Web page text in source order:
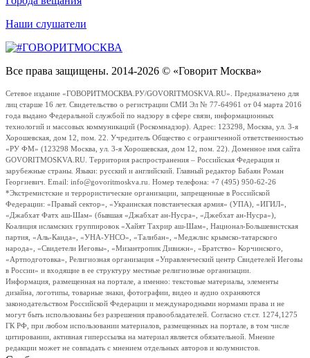
Наши слушатели
Все права защищены. 2014-2026 © «Говорит Москва»
Сетевое издание «ГОВОРИТМОСКВА.РУ/GOVORITMOSKVA.RU». Предназначено для
лиц старше 16 лет. Свидетельство о регистрации СМИ Эл № 77-64961 от 04 марта 2016
года выдано Федеральной службой по надзору в сфере связи, информационных
технологий и массовых коммуникаций (Роскомнадзор). Адрес: 123298, Москва, ул. 3-я
Хорошевская, дом 12, пом. 22. Учредитель Общество с ограниченной ответственностью
«РУ ФМ» (123298 Москва, ул. 3-я Хорошевская, дом 12, пом. 22). Доменное имя сайта
GOVORITMOSKVA.RU. Территория распространения – Российская Федерация и
зарубежные страны. Языки: русский и английский. Главный редактор Бабаян Роман
Георгиевич. Email: info@govoritmoskva.ru. Номер телефона: +7 (495) 950-62-26
*Экстремистские и террористические организации, запрещенные в Российской
Федерации: «Правый сектор», «Украинская повстанческая армия» (УПА), «ИГИЛ»,
«Джабхат Фатх аш-Шам» (бывшая «Джабхат ан-Нусра», «Джебхат ан-Нусра»),
Коалиция исламских группировок «Хайят Тахрир аш-Шам», Национал-Большевистская
партия, «Аль-Каида», «УНА-УНСО», «Талибан», «Меджлис крымско-татарского
народа», «Свидетели Иеговы», «Мизантропик Дивижн», «Братство» Корчинского,
«Артподготовка», Религиозная организация «Управленческий центр Свидетелей Иеговы
в России» и входящие в ее структуру местные религиозные организации.
Информация, размещенная на портале, а именно: текстовые материалы, элементы
дизайна, логотипы, товарные знаки, фотографии, видео и аудио охраняются
законодательством Российской Федерации и международными нормами права и не
могут быть использованы без разрешения правообладателей. Согласно ст.ст. 1274,1275
ГК РФ, при любом использовании материалов, размещенных на портале, в том числе
цитировании, активная гиперссылка на материал является обязательной. Мнение
редакции может не совпадать с мнением отдельных авторов и колумнистов.